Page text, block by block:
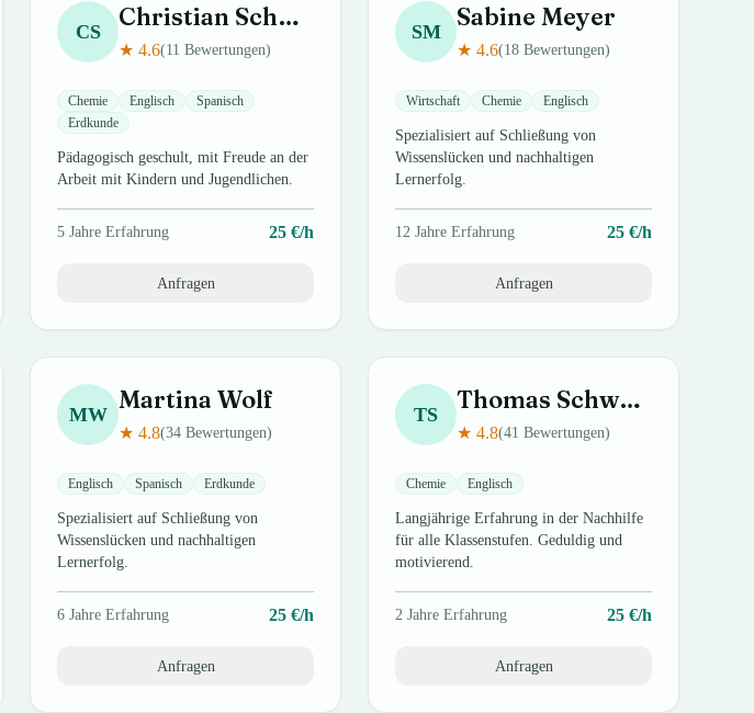
CS Christian Schmidt
★ 4.6(11 Bewertungen)
Chemie Englisch
Spanisch
Erdkunde
Pädagogisch geschult, mit Freude an der
Arbeit mit Kindern und Jugendlichen.
5 Jahre Erfahrung 25 €/h
Anfragen
SM Sabine Meyer
★ 4.6(18 Bewertungen)
Wirtschaft Chemie Englisch
Spezialisiert auf Schließung von
Wissenslücken und nachhaltigen
Lernerfolg.
12 Jahre Erfahrung 25 €/h
Anfragen
MW Martina Wolf
★ 4.8(34 Bewertungen)
Englisch Spanisch Erdkunde
Spezialisiert auf Schließung von
Wissenslücken und nachhaltigen
Lernerfolg.
6 Jahre Erfahrung 25 €/h
Anfragen
TS Thomas Schwarz
★ 4.8(41 Bewertungen)
Chemie Englisch
Langjährige Erfahrung in der Nachhilfe
für alle Klassenstufen. Geduldig und
motivierend.
2 Jahre Erfahrung 25 €/h
Anfragen